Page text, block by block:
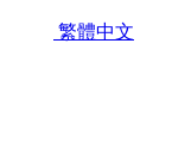
繁體中文